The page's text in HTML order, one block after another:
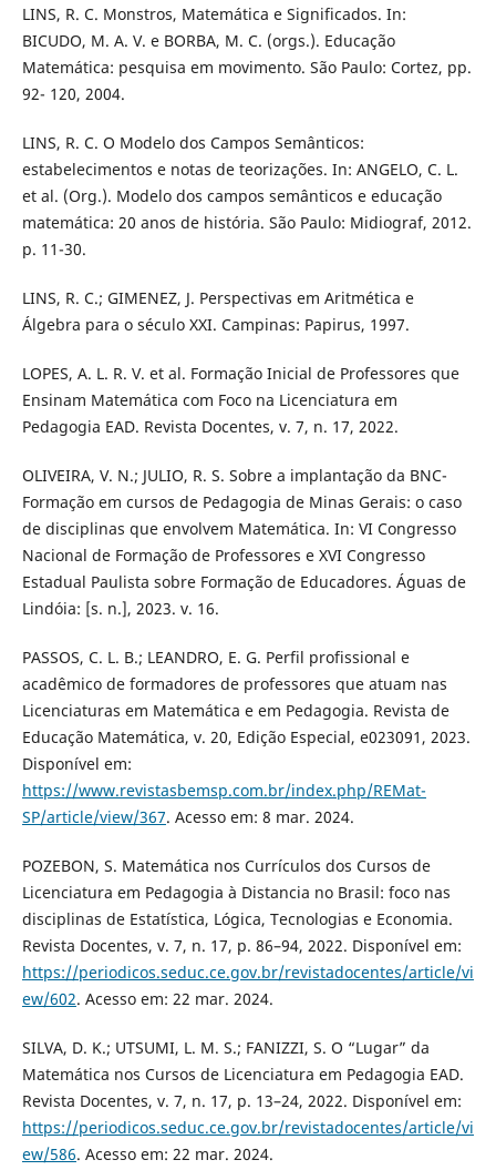
LINS, R. C. Monstros, Matemática e Significados. In:
BICUDO, M. A. V. e BORBA, M. C. (orgs.). Educação
Matemática: pesquisa em movimento. São Paulo: Cortez, pp.
92- 120, 2004.
LINS, R. C. O Modelo dos Campos Semânticos:
estabelecimentos e notas de teorizações. In: ANGELO, C. L.
et al. (Org.). Modelo dos campos semânticos e educação
matemática: 20 anos de história. São Paulo: Midiograf, 2012.
p. 11-30.
LINS, R. C.; GIMENEZ, J. Perspectivas em Aritmética e
Álgebra para o século XXI. Campinas: Papirus, 1997.
LOPES, A. L. R. V. et al. Formação Inicial de Professores que
Ensinam Matemática com Foco na Licenciatura em
Pedagogia EAD. Revista Docentes, v. 7, n. 17, 2022.
OLIVEIRA, V. N.; JULIO, R. S. Sobre a implantação da BNC-
Formação em cursos de Pedagogia de Minas Gerais: o caso
de disciplinas que envolvem Matemática. In: VI Congresso
Nacional de Formação de Professores e XVI Congresso
Estadual Paulista sobre Formação de Educadores. Águas de
Lindóia: [s. n.], 2023. v. 16.
PASSOS, C. L. B.; LEANDRO, E. G. Perfil profissional e
acadêmico de formadores de professores que atuam nas
Licenciaturas em Matemática e em Pedagogia. Revista de
Educação Matemática, v. 20, Edição Especial, e023091, 2023.
Disponível em:
https://www.revistasbemsp.com.br/index.php/REMat-
SP/article/view/367. Acesso em: 8 mar. 2024.
POZEBON, S. Matemática nos Currículos dos Cursos de
Licenciatura em Pedagogia à Distancia no Brasil: foco nas
disciplinas de Estatística, Lógica, Tecnologias e Economia.
Revista Docentes, v. 7, n. 17, p. 86–94, 2022. Disponível em:
https://periodicos.seduc.ce.gov.br/revistadocentes/article/vi
ew/602. Acesso em: 22 mar. 2024.
SILVA, D. K.; UTSUMI, L. M. S.; FANIZZI, S. O “Lugar” da
Matemática nos Cursos de Licenciatura em Pedagogia EAD.
Revista Docentes, v. 7, n. 17, p. 13–24, 2022. Disponível em:
https://periodicos.seduc.ce.gov.br/revistadocentes/article/vi
ew/586. Acesso em: 22 mar. 2024.